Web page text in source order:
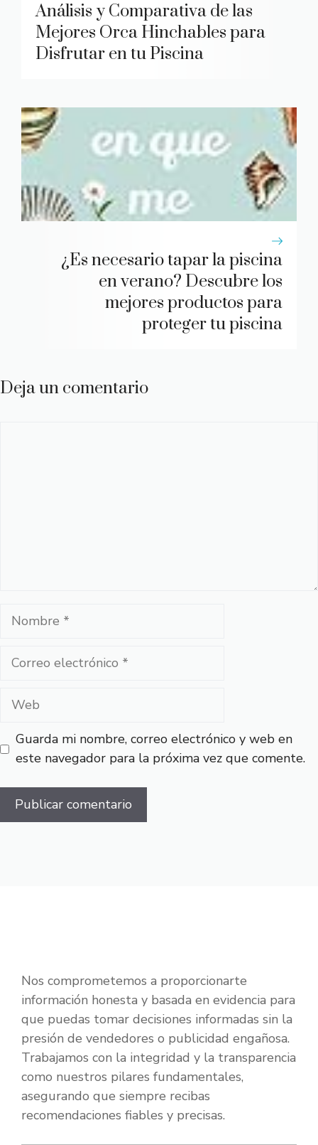
Análisis y Comparativa de las
Mejores Orca Hinchables para
Disfrutar en tu Piscina
¿Es necesario tapar la piscina
en verano? Descubre los
mejores productos para
proteger tu piscina
Deja un comentario
Nombre
Correo
Web
Guarda mi nombre, correo electrónico y web en
este navegador para la próxima vez que comente.
Nos comprometemos a proporcionarte
información honesta y basada en evidencia para
que puedas tomar decisiones informadas sin la
presión de vendedores o publicidad engañosa.
Trabajamos con la integridad y la transparencia
como nuestros pilares fundamentales,
asegurando que siempre recibas
recomendaciones fiables y precisas.